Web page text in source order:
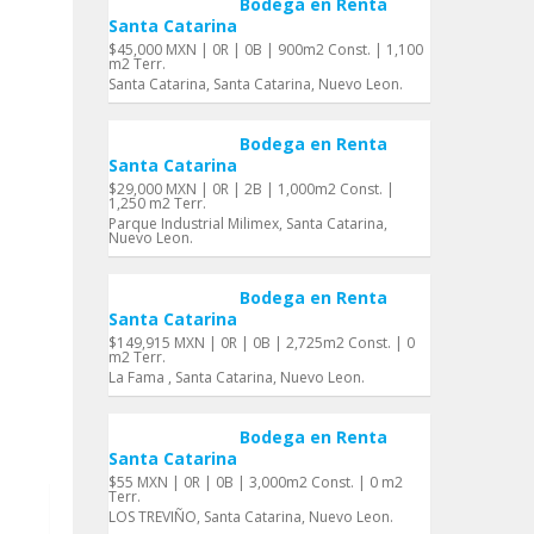
Santa Catarina
$45,000 MXN | 0R | 0B | 900m2 Const. | 1,100
m2 Terr.
Santa Catarina, Santa Catarina, Nuevo Leon.
Bodega en Renta
Santa Catarina
$29,000 MXN | 0R | 2B | 1,000m2 Const. |
1,250 m2 Terr.
Parque Industrial Milimex, Santa Catarina,
Nuevo Leon.
Bodega en Renta
Santa Catarina
$149,915 MXN | 0R | 0B | 2,725m2 Const. | 0
m2 Terr.
La Fama , Santa Catarina, Nuevo Leon.
Bodega en Renta
Santa Catarina
$55 MXN | 0R | 0B | 3,000m2 Const. | 0 m2
Terr.
LOS TREVIÑO, Santa Catarina, Nuevo Leon.